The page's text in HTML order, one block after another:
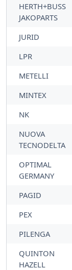
HERTH+BUSS
JAKOPARTS
JURID
LPR
METELLI
MINTEX
NK
NUOVA
TECNODELTA
OPTIMAL
GERMANY
PAGID
PEX
PILENGA
QUINTON
HAZELL